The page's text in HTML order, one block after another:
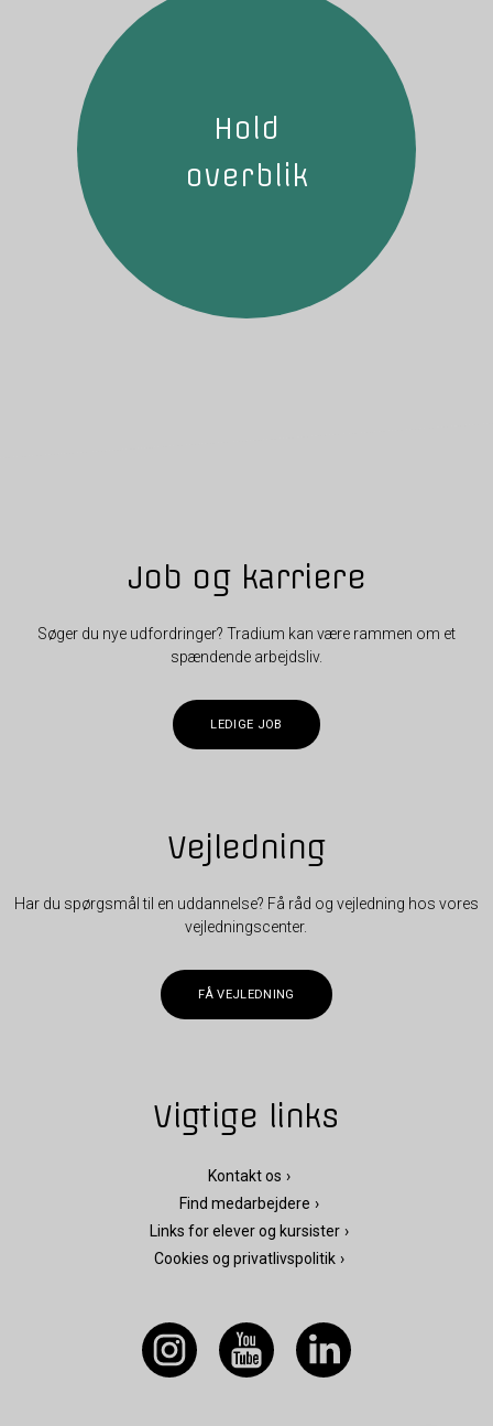
Hold
overblik
Job og karriere
Søger du nye udfordringer? Tradium kan være rammen om et
spændende arbejdsliv.
LEDIGE JOB
Vejledning
Har du spørgsmål til en uddannelse? Få råd og vejledning hos vores
vejledningscenter.
FÅ VEJLEDNING
Vigtige links
Kontakt os
Find medarbejdere
Links for elever og kursister
Cookies og privatlivspolitik